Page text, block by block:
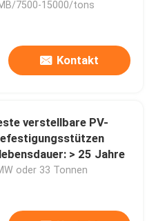
7500-15000/tons
Kontakt
verstellbare PV-
> 25 Jahre
oder 33 Tonnen